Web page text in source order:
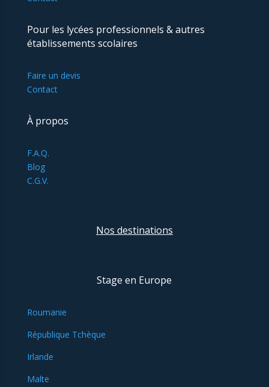
Pour les lycées professionnels & autres
établissements scolaires
Faire un devis
Contact
À propos
F.A.Q.
Blog
C.G.V.
Nos destinations
Stage en Europe
Roumanie
République Tchèque
Irlande
Malte